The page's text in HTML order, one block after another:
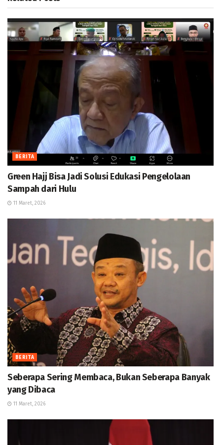
BERITA
Green Hajj Bisa Jadi Solusi Edukasi Pengelolaan
Sampah dari Hulu
11 Maret, 2026
BERITA
Seberapa Sering Membaca, Bukan Seberapa Banyak
yang Dibaca
11 Maret, 2026